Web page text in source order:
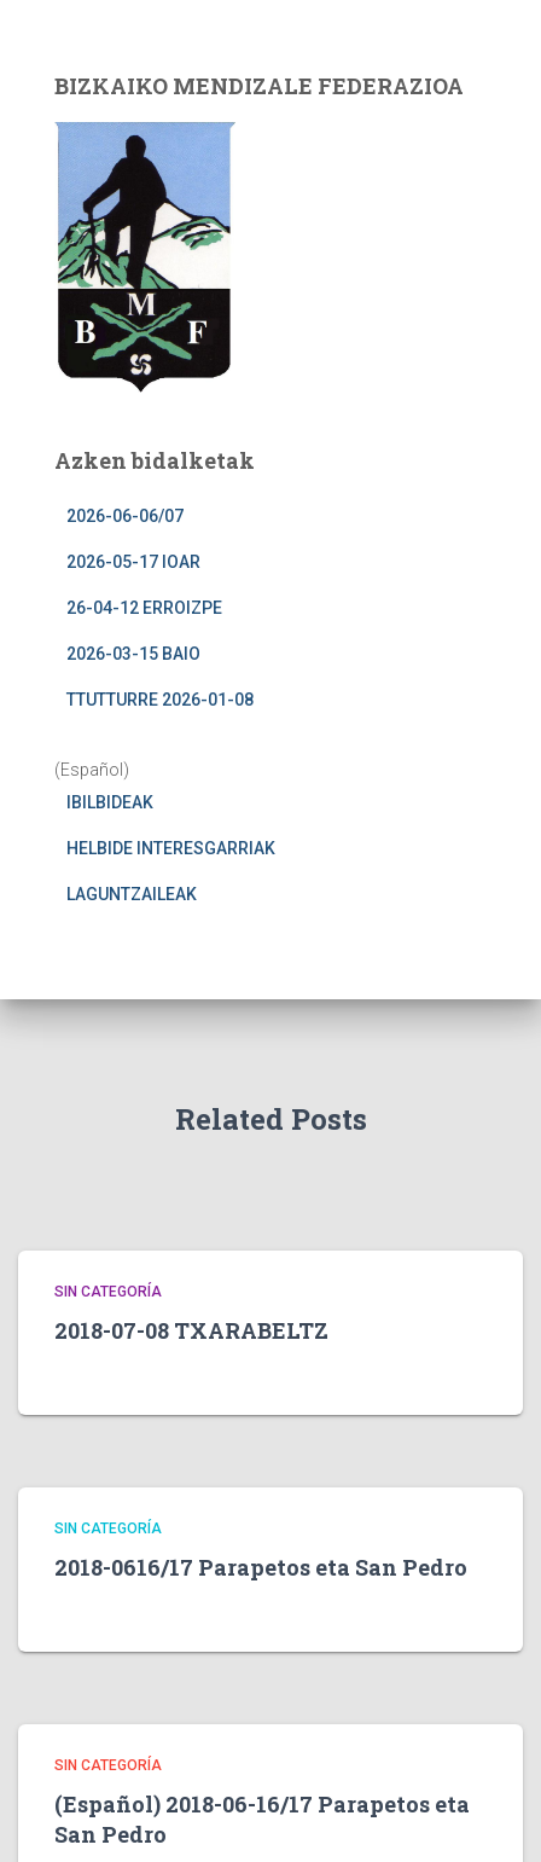
BIZKAIKO MENDIZALE FEDERAZIOA
Azken bidalketak
2026-06-06/07
2026-05-17 IOAR
26-04-12 ERROIZPE
2026-03-15 BAIO
TTUTTURRE 2026-01-08
(Español)
IBILBIDEAK
HELBIDE INTERESGARRIAK
LAGUNTZAILEAK
Related Posts
SIN CATEGORÍA
2018-07-08 TXARABELTZ
SIN CATEGORÍA
2018-0616/17 Parapetos eta San Pedro
SIN CATEGORÍA
(Español) 2018-06-16/17 Parapetos eta
San Pedro